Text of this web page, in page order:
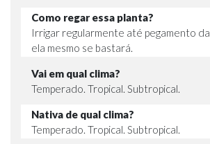
Como regar essa planta?
Irrigar regularmente até pegamento
ela mesmo se bastará.
Vai em qual clima?
Temperado. Tropical. Subtropical.
Nativa de qual clima?
Temperado. Tropical. Subtropical.